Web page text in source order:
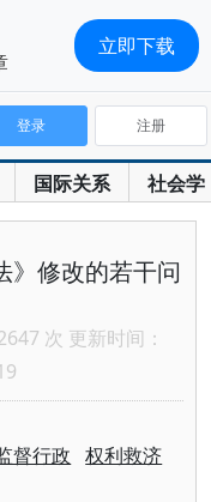
国际关系 社会学
登录 注册
》修改的若干问
次 更新时间：
督行政 权利救济
立即下载